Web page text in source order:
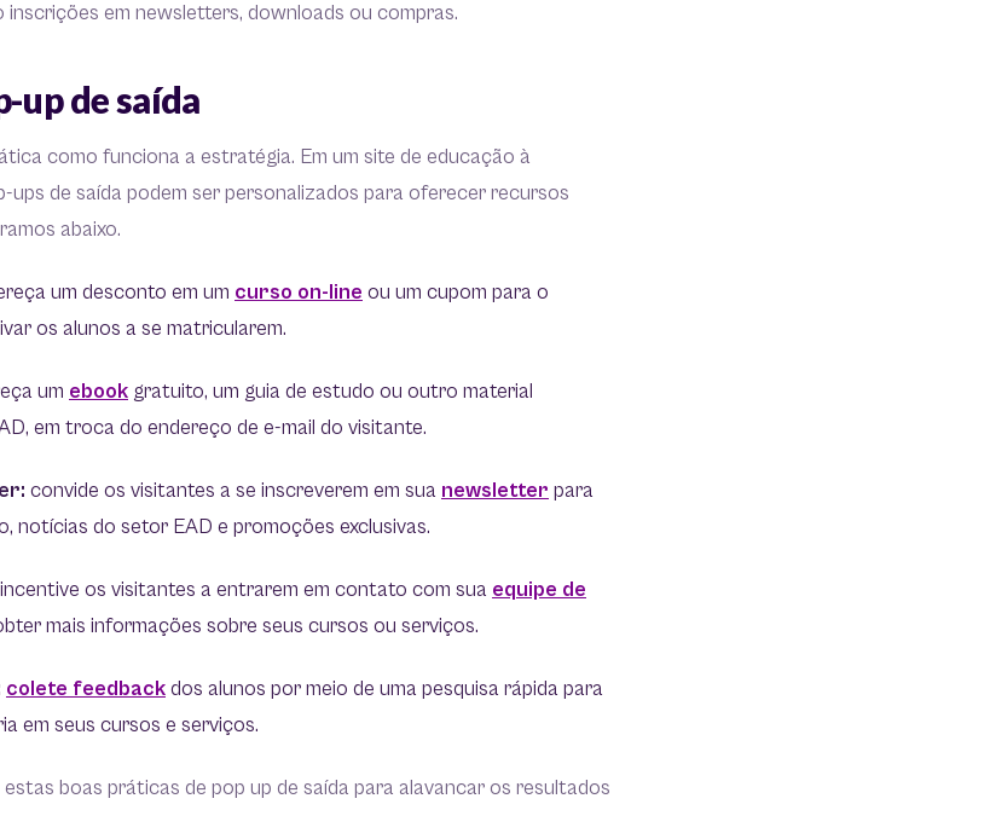
em newsletters, downloads ou compras.
up de saída
como funciona a estratégia. Em um site de educação à
ups de saída podem ser personalizados para oferecer recursos
abaixo.
um desconto em um curso on-line ou um cupom para o
os alunos a se matricularem.
um ebook gratuito, um guia de estudo ou outro material
em troca do endereço de e-mail do visitante.
convide os visitantes a se inscreverem em sua newsletter para
notícias do setor EAD e promoções exclusivas.
incentive os visitantes a entrarem em contato com sua equipe de
mais informações sobre seus cursos ou serviços.
colete feedback dos alunos por meio de uma pesquisa rápida para
em seus cursos e serviços.
estas boas práticas de pop up de saída para alavancar os resultados